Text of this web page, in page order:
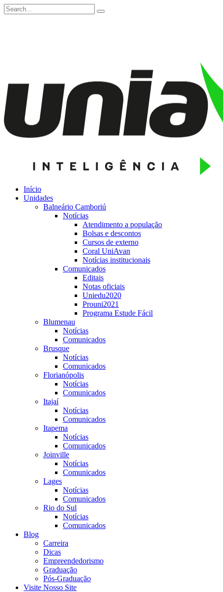
Início
Unidades
Balneário Camboriú
Notícias
Atendimento a população
Bolsas e descontos
Cursos de externo
Coral UniAvan
Notícias institucionais
Comunicados
Editais
Notas oficiais
Uniedu2020
Prouni2021
Programa Estude Fácil
Blumenau
Notícias
Comunicados
Brusque
Notícias
Comunicados
Florianópolis
Notícias
Comunicados
Itajaí
Notícias
Comunicados
Itapema
Notícias
Comunicados
Joinville
Notícias
Comunicados
Lages
Notícias
Comunicados
Rio do Sul
Notícias
Comunicados
Blog
Carreira
Dicas
Empreendedorismo
Graduação
Pós-Graduação
Visite Nosso Site